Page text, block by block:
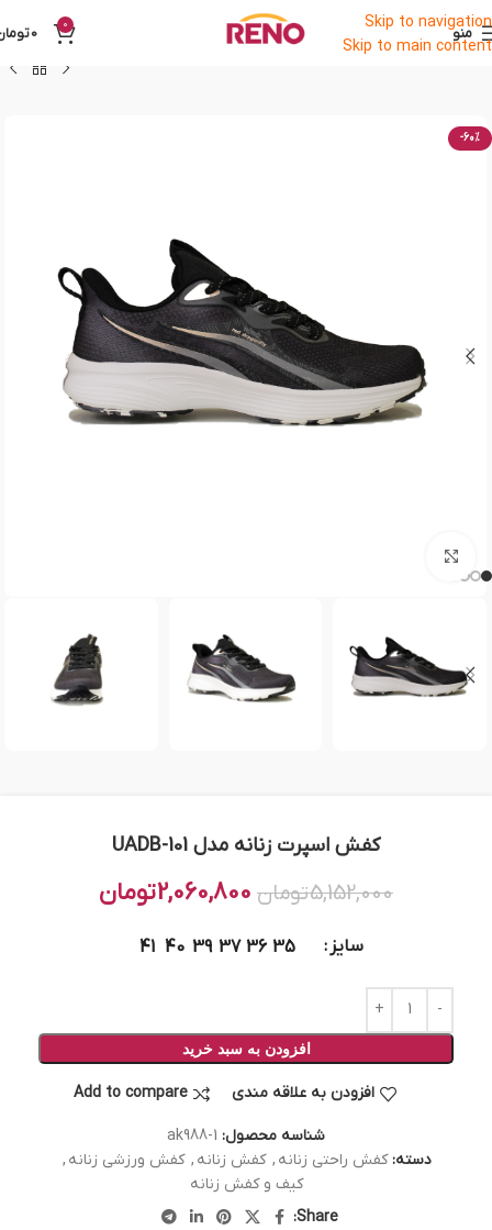
Skip to navigation
Skip to main content
منو 0
0
-60%
کفش اسپرت زنانه مدل UADB-101
5,152,000تومان 2,060,800تومان
سایز 35
36
37
39
40
41
افزودن به سبد خرید
افزودن به علاقه مندی Add to compare
شناسه محصول: ak988-1
دسته: کفش راحتی زنانه , کفش زنانه , کفش ورزشی زنانه ,
کیف و کفش زنانه
Share: